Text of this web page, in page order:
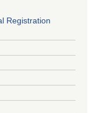
Registration